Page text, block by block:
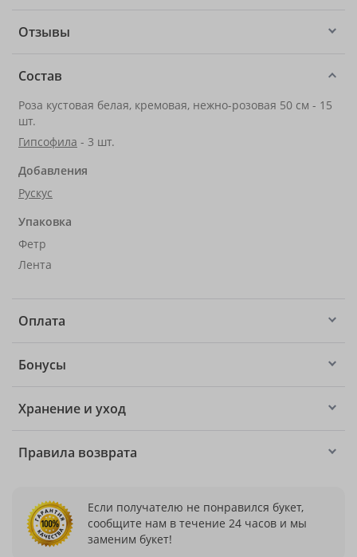
Отзывы
Состав
Роза кустовая белая, кремовая, нежно-розовая 50 см - 15
шт.
Гипсофила - 3 шт.
Добавления
Рускус
Упаковка
Фетр
Лента
Оплата
Бонусы
Хранение и уход
Правила возврата
Если получателю не понравился букет,
сообщите нам в течение 24 часов и мы
заменим букет!